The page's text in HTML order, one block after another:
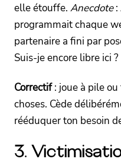
elle étouffe. Anecdote:
programmait chaque
partenaire a fini par
Suis-je encore libre ici ?
Correctif: joue à pile
choses. Cède
rééduquer ton besoin
3.